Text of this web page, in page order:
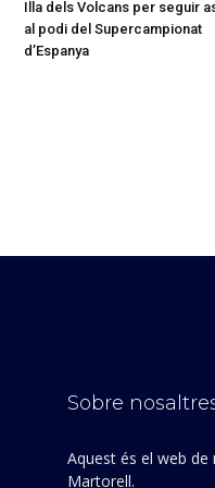
Illa dels Volcans per seguir
al podi del Supercampionat
d’Espanya
Sobre
Aquest és el web
Martorell.